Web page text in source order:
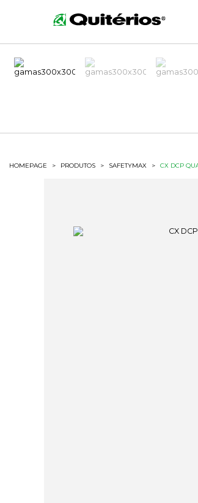
HOMEPAGE > PRODUTOS > SAFETYMAX > CX DCP